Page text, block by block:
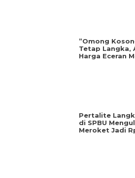
‎”Omong
Tetap Langka,
Harga Eceran
‎Pertalite
di SPBU
Meroket Jadi